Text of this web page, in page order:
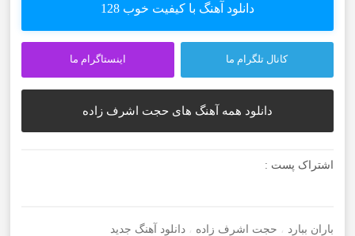
دانلود آهنگ با کیفیت خوب 128
کانال تلگرام ما اینستاگرام ما
دانلود همه آهنگ های حجت اشرف زاده
اشتراک پست :
باران ببارد ، حجت اشرف زاده ،دانلود آهنگ جدید